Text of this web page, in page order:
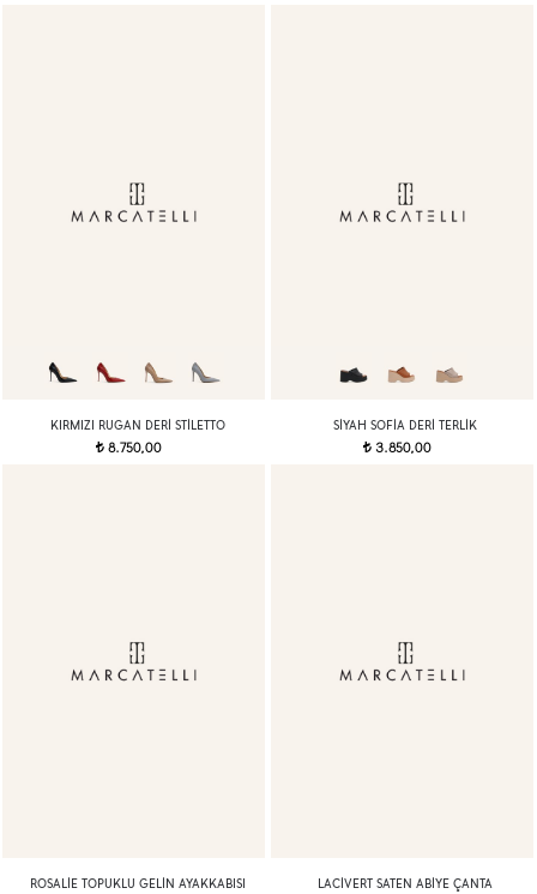
KIRMIZI RUGAN DERI STILETTO
t 8.750,00
SIYAH SOFIA DERI TERLIK
t3.850,00
ROSALIE TOPUKLU GELIN AYAKKABISI LACIVERT SATEN ABIYE ÇANTA